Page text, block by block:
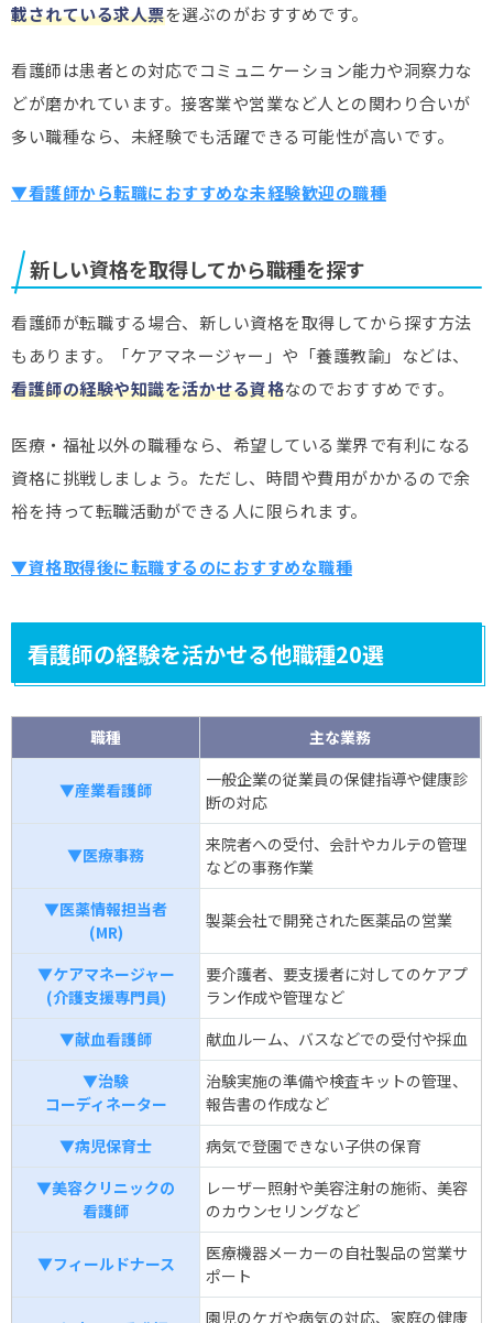
載されている求人票を選ぶのがおすすめです。
看護師は患者との対応でコミュニケーション能力や洞察力な
どが磨かれています。接客業や営業など人との関わり合いが
多い職種なら、未経験でも活躍できる可能性が高いです。
▼看護師から転職におすすめな未経験歓迎の職種
新しい資格を取得してから職種を探す
看護師が転職する場合、新しい資格を取得してから探す方法
もあります。「ケアマネージャー」や「養護教諭」などは、
看護師の経験や知識を活かせる資格なのでおすすめです。
医療・福祉以外の職種なら、希望している業界で有利になる
資格に挑戦しましょう。ただし、時間や費用がかかるので余
裕を持って転職活動ができる人に限られます。
▼資格取得後に転職するのにおすすめな職種
看護師の経験を活かせる他職種20選
職種 主な業務
▼産業看護師
一般企業の従業員の保健指導や健康診
断の対応
▼医療事務
来院者への受付、会計やカルテの管理
などの事務作業
▼医薬情報担当者
(MR)
製薬会社で開発された医薬品の営業
▼ケアマネージャー
(介護支援専門員)
要介護者、要支援者に対してのケアプ
ラン作成や管理など
▼献血看護師
献血ルーム、バスなどでの受付や採血
▼治験
コーディネーター
治験実施の準備や検査キットの管理、
報告書の作成など
▼病児保育士
病気で登園できない子供の保育
▼美容クリニックの
看護師
レーザー照射や美容注射の施術、美容
のカウンセリングなど
▼フィールドナース
医療機器メーカーの自社製品の営業サ
ポート
園児のケガや病気の対応、家庭の健康